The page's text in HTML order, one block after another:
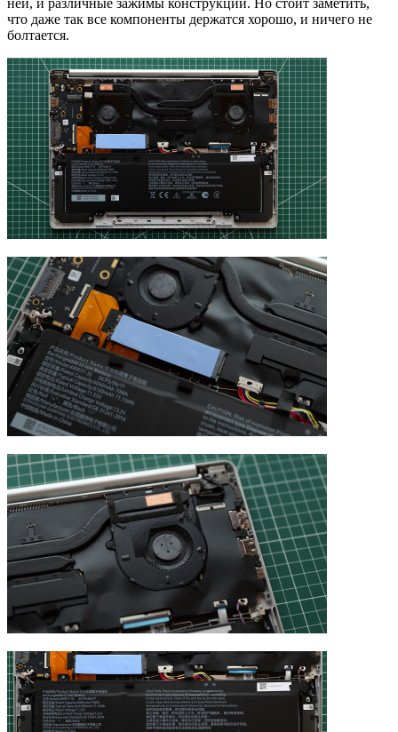
что даже так все компоненты держатся хорошо, и ничего не
болтается.